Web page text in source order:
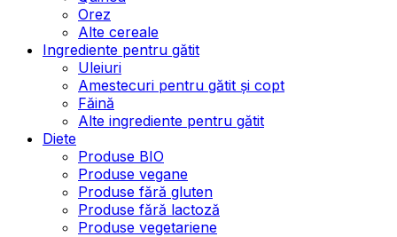
Orez
Alte cereale
Ingrediente pentru gătit
Uleiuri
Amestecuri pentru gătit și copt
Făină
Alte ingrediente pentru gătit
Diete
Produse BIO
Produse vegane
Produse fără gluten
Produse fără lactoză
Produse vegetariene